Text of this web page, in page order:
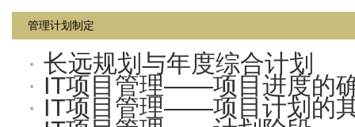
管理计划制定
· 长远规划与年度综合计划
· IT项目管理——项目进度的
· IT项目管理——项目计划的